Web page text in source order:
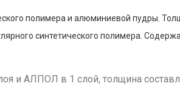
полимера и алюминиевой пудры.
синтетического полимера.
и АЛПОЛ в 1 слой, толщина